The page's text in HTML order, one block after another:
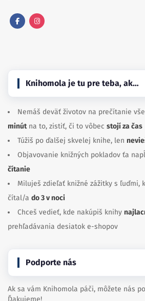
Knihomola je tu pre teba, ak…
Nemáš deväť životov na prečítanie
minútna to, zistiť, či to vôbec stojí za čas
Túžiš po ďalšej skvelej knihe, len
Objavovanie knižných pokladov ťa
čítanie
Miluješ zdieľať knižné zážitky s ľuďmi,
čítal/a do 3 v noci
Chceš vedieť, kde nakúpiš knihy
prehľadávania desiatok e-shopov
Podporte nás
Ak sa vám Knihomola páči, môžete nás
Ďakujeme!